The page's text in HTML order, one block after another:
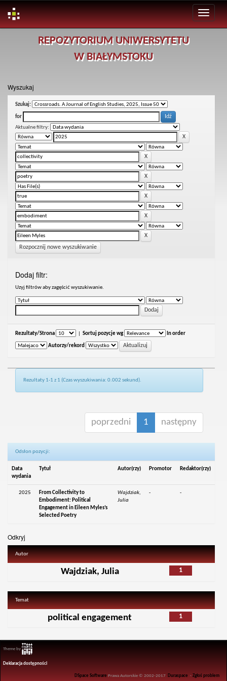
REPOZYTORIUM UNIWERSYTETU
W BIAŁYMSTOKU
Wyszukaj
Szukaj:
for
Aktualne filtry:
Rozpocznij nowe wyszukiwanie
Dodaj filtr:
Uzyj filtrów aby zagęścić wyszukiwanie.
Rezultaty/Strona Sortuj pozycje wg In order
Autorzy/rekord
Rezultaty 1-1 z 1 (Czas wyszukiwania: 0.002 sekund).
poprzedni 1 następny
Odsłon pozycji:
Data
wydania
Tytuł Autor(rzy) Promotor Redaktor(rzy)
2025
From Collectivity to
Embodiment: Political
Engagement in Eileen Myles’s
Selected Poetry
Wajdziak,
Julia
- -
Odkryj
Autor
1
Wajdziak, Julia
Temat
1
political engagement
Theme by
Deklaracja dostępności
DSpace Software Prawa Autorskie © 2002-2017 Duraspace -Zgłoś problem